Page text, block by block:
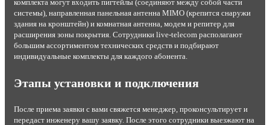
комплекта могут входить пигтейлы (соединяют между собой части
системы), направленная панельная антенна MIMO (крепится снаружи
здания на кронштейн) и комнатная антенна, модем и репитер для
расширения зоны покрытия. Сотрудники live-telecom располагают
большим ассортиментом технических средств и подбирают
индивидуальные комплекты для каждого абонента.
Этапы установки и подключения
После приема заявки с вами свяжется менеджер, проконсультирует и
передаст инженеру вашу заявку. После этого сотрудники выезжают на